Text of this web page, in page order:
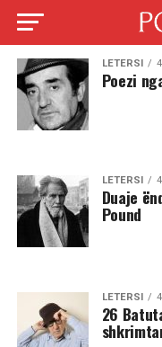
LETERSI
Poezi
LETERSI
Duaje
Pound
LETERSI
26